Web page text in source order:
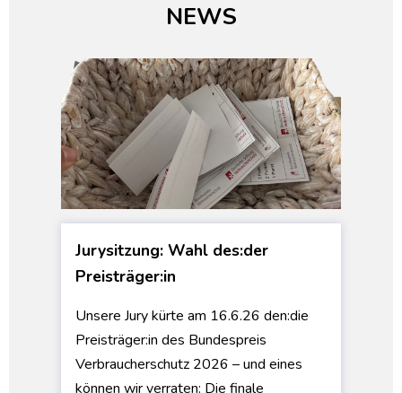
NEWS
Jurysitzung: Wahl des:der
Preisträger:in
Unsere Jury kürte am 16.6.26 den:die
Preisträger:in des Bundespreis
Verbraucherschutz 2026 – und eines
können wir verraten: Die finale